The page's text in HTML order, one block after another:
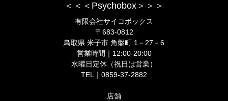
＜＜＜Psychobox＞＞＞
有限会社サイコボックス
〒683-0812
鳥取県 米子市 角盤町 1－27－6
営業時間｜12:00-20:00
水曜日定休（祝日は営業）
TEL｜0859-37-2882
店舗